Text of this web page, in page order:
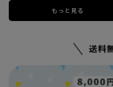
もっと見る